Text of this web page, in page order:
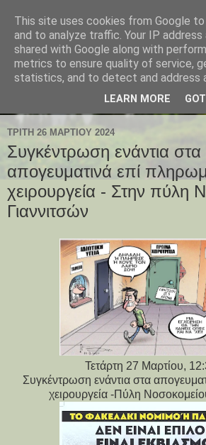
ΤΡΊΤΗ 26 ΜΑΡΤΊΟΥ 2024
Συγκέντρωση ενάντια στα
απογευματινά επί
χειρουργεία - Στην πύλη
Γιαννιτσών
Τετάρτη 27 Μαρτίου,
Συγκέντρωση ενάντια στα
χειρουργεία -Πύλη
This site uses cookies from Google
and to analyze traffic. Your IP address
shared with Google along with
metrics to ensure quality of service,
statistics, and to detect and address
LEARN MORE